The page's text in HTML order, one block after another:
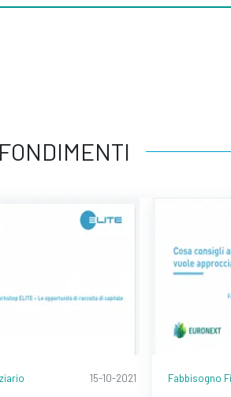
15-10-2021 Fabbisogno